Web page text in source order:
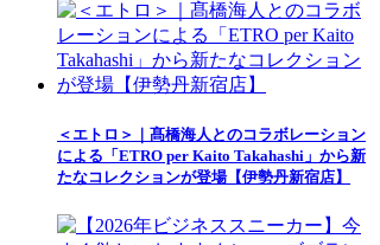
＜エトロ＞｜髙橋海人とのコラボレーション
による「ETRO per Kaito Takahashi」から新
たなコレクションが登場【伊勢丹新宿店】